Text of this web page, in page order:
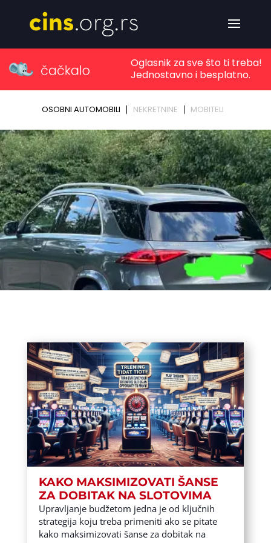
KAKO MAKSIMIZOVATI ŠANSE
ZA DOBITAK NA SLOTOVIMA
Upravljanje budžetom jedna je od ključnih
strategija koju treba primeniti ako se pitate
kako maksimizovati šanse za dobitak na